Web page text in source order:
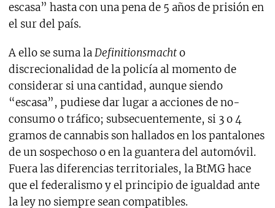
escasa” hasta con una pena de 5 años de prisión en
el sur del país.
A ello se suma laDefinitionsmachto
discrecionalidad de la policía al momento de
considerar si una cantidad, aunque siendo
“escasa”, pudiese dar lugar a acciones de no-
consumo o tráfico; subsecuentemente, si 3 o 4
gramos de cannabis son hallados en los pantalones
de un sospechoso o en la guantera del automóvil.
Fuera las diferencias territoriales, la BtMG hace
que el federalismo y el principio de igualdad ante
la ley no siempre sean compatibles.